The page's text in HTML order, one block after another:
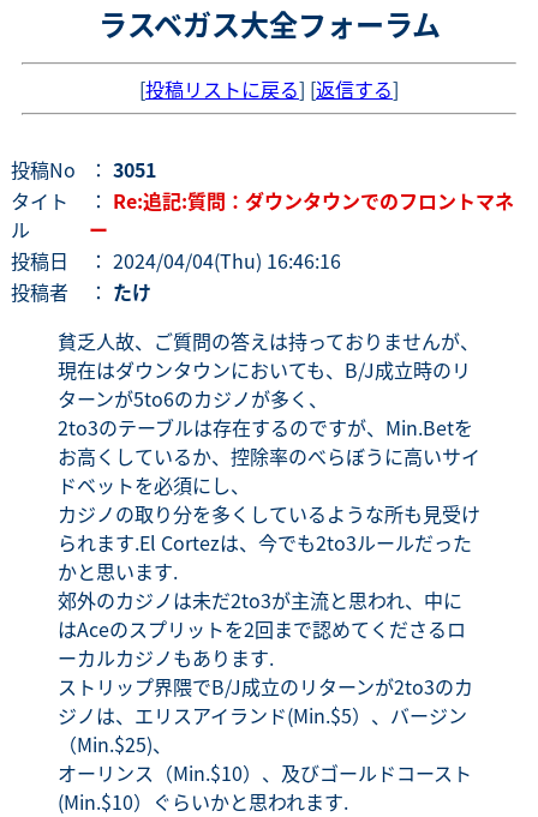
ラスベガス大全フォーラム
[投稿リストに戻る] [返信する]
投稿No ： 3051
タイト
ル
： Re:追記:質問：ダウンタウンでのフロントマネ
ー
投稿日
： 2024/04/04(Thu) 16:46:16
投稿者
： たけ
貧乏人故、ご質問の答えは持っておりませんが、
現在はダウンタウンにおいても、B/J成立時のリ
ターンが5to6のカジノが多く、
2to3のテーブルは存在するのですが、Min.Betを
お高くしているか、控除率のべらぼうに高いサイ
ドベットを必須にし、
カジノの取り分を多くしているような所も見受け
られます.El Cortezは、今でも2to3ルールだった
かと思います.
郊外のカジノは未だ2to3が主流と思われ、中に
はAceのスプリットを2回まで認めてくださるロ
ーカルカジノもあります.
ストリップ界隈でB/J成立のリターンが2to3のカ
ジノは、エリスアイランド(Min.$5）、バージン
（Min.$25)、
オーリンス（Min.$10）、及びゴールドコースト
(Min.$10）ぐらいかと思われます.